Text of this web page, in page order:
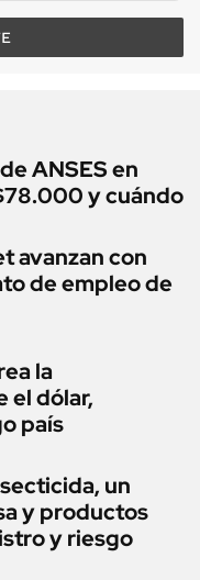
ANSES en
y cuándo
avanzan con
de empleo de
la
el dólar,
país
un
y productos
y riesgo